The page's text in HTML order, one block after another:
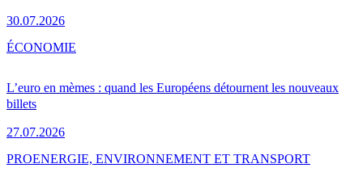
30.07.2026
L’euro en mèmes : quand les Européens détournent les nouveaux
billets
27.07.2026
ÉCONOMIE
PROENERGIE, ENVIRONNEMENT ET TRANSPORT